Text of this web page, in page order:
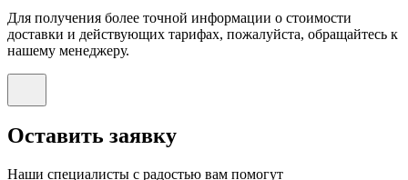
Для получения более точной информации о стоимости
доставки и действующих тарифах, пожалуйста, обращайтесь к
нашему менеджеру.
Оставить заявку
Наши специалисты с радостью вам помогут